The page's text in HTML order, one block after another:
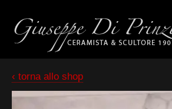
‹ torna allo shop